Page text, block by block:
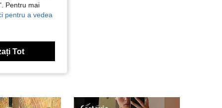
Pentru mai
pentru a vedea
Tot